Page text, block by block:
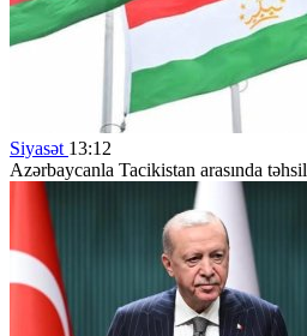
Siyasət 13:12
Azərbaycanla Tacikistan arasında